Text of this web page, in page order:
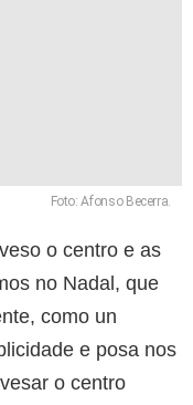
Foto: Afonso Becerra.
o centro e as
no Nadal, que
como un
e posa nos
o centro